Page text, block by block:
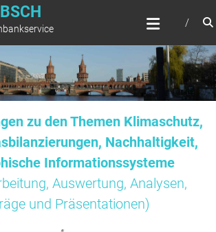
zu den Themen Klimaschutz,
Nachhaltigkeit,
Informationssysteme
Auswertung, Analysen,
und Präsentationen)